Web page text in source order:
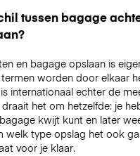
tussen bagage
en bagage opslaan is
worden door elkaar
internationaal echter de
het om hetzelfde: je
kwijt kunt en later
welk type opslag het ook
voor je klaar.